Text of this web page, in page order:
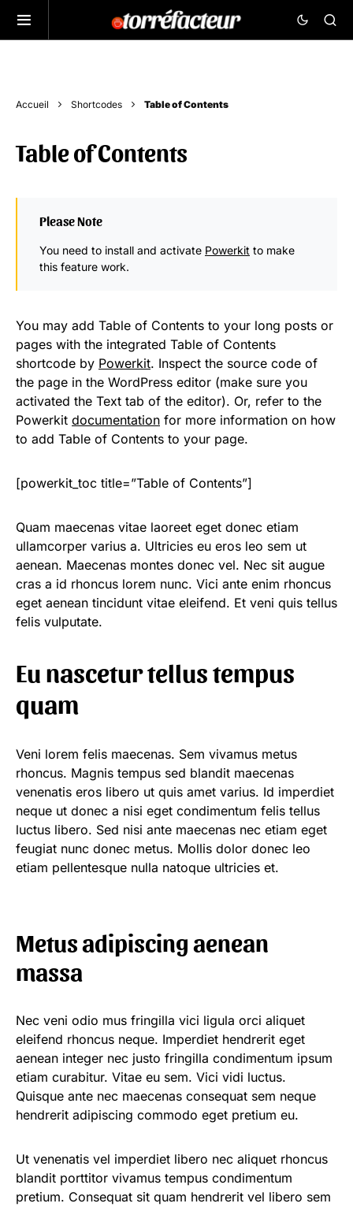
Accueil Shortcodes Table of Contents
Table of Contents
Please Note
You need to install and activate Powerkit to make
this feature work.
You may add Table of Contents to your long posts or
pages with the integrated Table of Contents
shortcode by Powerkit. Inspect the source code of
the page in the WordPress editor (make sure you
activated the Text tab of the editor). Or, refer to the
Powerkit documentation for more information on how
to add Table of Contents to your page.
[powerkit_toc title=”Table of Contents”]
Quam maecenas vitae laoreet eget donec etiam
ullamcorper varius a. Ultricies eu eros leo sem ut
aenean. Maecenas montes donec vel. Nec sit augue
cras a id rhoncus lorem nunc. Vici ante enim rhoncus
eget aenean tincidunt vitae eleifend. Et veni quis tellus
felis vulputate.
Eu nascetur tellus tempus
quam
Veni lorem felis maecenas. Sem vivamus metus
rhoncus. Magnis tempus sed blandit maecenas
venenatis eros libero ut quis amet varius. Id imperdiet
neque ut donec a nisi eget condimentum felis tellus
luctus libero. Sed nisi ante maecenas nec etiam eget
feugiat nunc donec metus. Mollis dolor donec leo
etiam pellentesque nulla natoque ultricies et.
Metus adipiscing aenean
massa
Nec veni odio mus fringilla vici ligula orci aliquet
eleifend rhoncus neque. Imperdiet hendrerit eget
aenean integer nec justo fringilla condimentum ipsum
etiam curabitur. Vitae eu sem. Vici vidi luctus.
Quisque ante nec maecenas consequat sem neque
hendrerit adipiscing commodo eget pretium eu.
Ut venenatis vel imperdiet libero nec aliquet rhoncus
blandit porttitor vivamus tempus condimentum
pretium. Consequat sit quam hendrerit vel libero sem